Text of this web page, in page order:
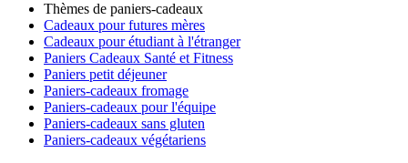
Thèmes de paniers-cadeaux
Cadeaux pour futures mères
Cadeaux pour étudiant à l'étranger
Paniers Cadeaux Santé et Fitness
Paniers petit déjeuner
Paniers-cadeaux fromage
Paniers-cadeaux pour l'équipe
Paniers-cadeaux sans gluten
Paniers-cadeaux végétariens